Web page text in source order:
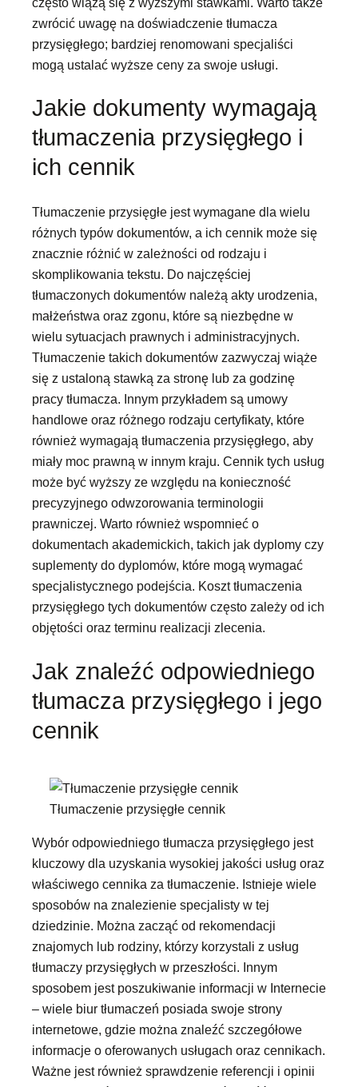
zwrócić uwagę na doświadczenie tłumacza
przysięgłego; bardziej renomowani specjaliści
mogą ustalać wyższe ceny za swoje usługi.
Jakie dokumenty wymagają
tłumaczenia przysięgłego i
ich cennik
Tłumaczenie przysięgłe jest wymagane dla wielu
różnych typów dokumentów, a ich cennik może się
znacznie różnić w zależności od rodzaju i
skomplikowania tekstu. Do najczęściej
tłumaczonych dokumentów należą akty urodzenia,
małżeństwa oraz zgonu, które są niezbędne w
wielu sytuacjach prawnych i administracyjnych.
Tłumaczenie takich dokumentów zazwyczaj wiąże
się z ustaloną stawką za stronę lub za godzinę
pracy tłumacza. Innym przykładem są umowy
handlowe oraz różnego rodzaju certyfikaty, które
również wymagają tłumaczenia przysięgłego, aby
miały moc prawną w innym kraju. Cennik tych usług
może być wyższy ze względu na konieczność
precyzyjnego odwzorowania terminologii
prawniczej. Warto również wspomnieć o
dokumentach akademickich, takich jak dyplomy czy
suplementy do dyplomów, które mogą wymagać
specjalistycznego podejścia. Koszt tłumaczenia
przysięgłego tych dokumentów często zależy od ich
objętości oraz terminu realizacji zlecenia.
Jak znaleźć odpowiedniego
tłumacza przysięgłego i jego
cennik
Tłumaczenie przysięgłe cennik
Wybór odpowiedniego tłumacza przysięgłego jest
kluczowy dla uzyskania wysokiej jakości usług oraz
właściwego cennika za tłumaczenie. Istnieje wiele
sposobów na znalezienie specjalisty w tej
dziedzinie. Można zacząć od rekomendacji
znajomych lub rodziny, którzy korzystali z usług
tłumaczy przysięgłych w przeszłości. Innym
sposobem jest poszukiwanie informacji w Internecie
– wiele biur tłumaczeń posiada swoje strony
internetowe, gdzie można znaleźć szczegółowe
informacje o oferowanych usługach oraz cennikach.
Ważne jest również sprawdzenie referencji i opinii